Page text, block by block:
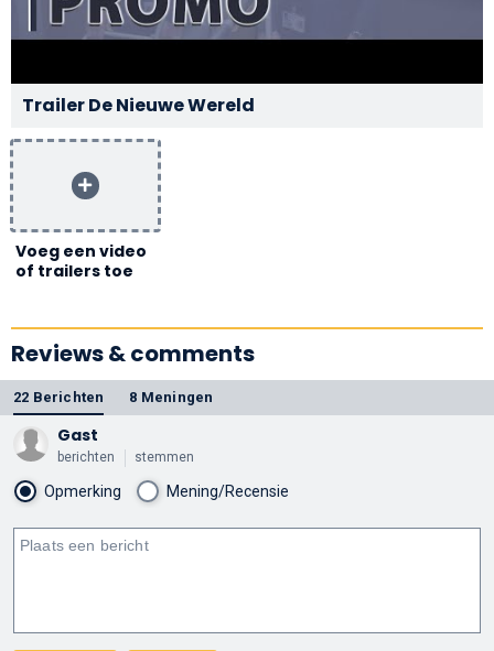
Trailer De Nieuwe Wereld
Voeg een video
of trailers toe
Reviews & comments
22 Berichten 8 Meningen
Gast
berichten stemmen
Opmerking Mening/Recensie